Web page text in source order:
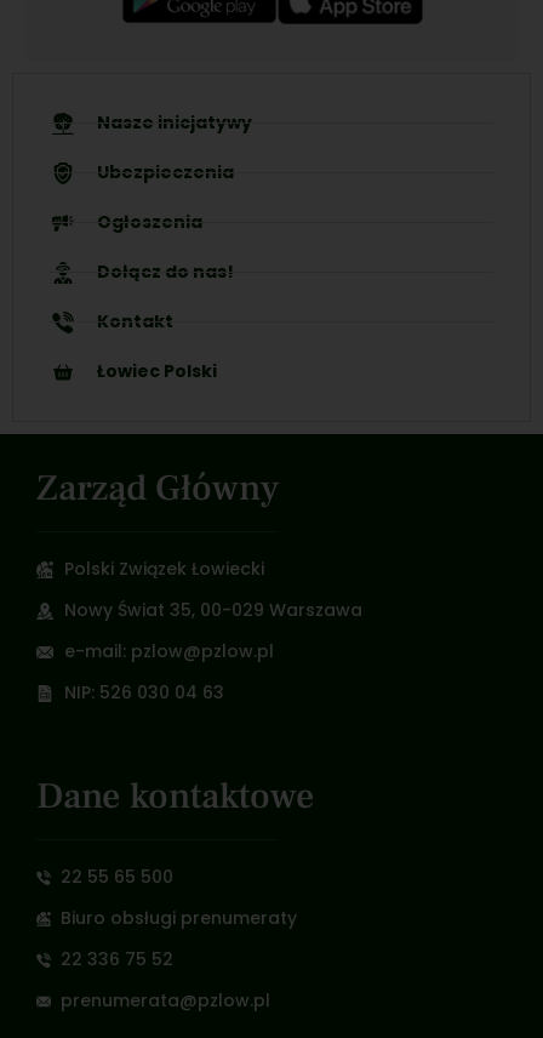
Nasze inicjatywy
Ubezpieczenia
Ogłoszenia
Dołącz do nas!
Kontakt
Łowiec Polski
Zarząd Główny
Polski Związek Łowiecki
Nowy Świat 35, 00-029 Warszawa
e-mail: pzlow@pzlow.pl
NIP: 526 030 04 63
Dane kontaktowe
22 55 65 500
Biuro obsługi prenumeraty
22 336 75 52
prenumerata@pzlow.pl